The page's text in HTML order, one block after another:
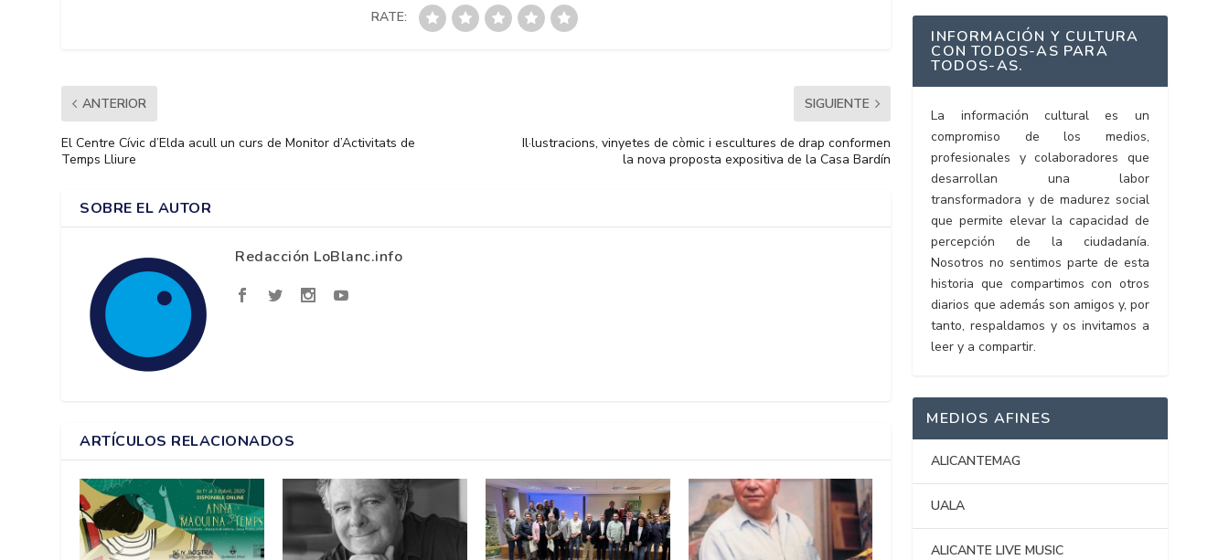
RATE:
ANTERIOR
El Centre Cívic d’Elda acull un curs de Monitor d’Activitats de
Temps Lliure
SIGUIENTE
Il·lustracions, vinyetes de còmic i escultures de drap conformen
la nova proposta expositiva de la Casa Bardín
SOBRE EL AUTOR
Redacción LoBlanc.info
ARTÍCULOS RELACIONADOS
INFORMACIÓN Y CULTURA
CON TODOS-AS PARA
TODOS-AS.
La información cultural es un
compromiso de los medios,
profesionales y colaboradores que
desarrollan una labor
transformadora y de madurez social
que permite elevar la capacidad de
percepción de la ciudadanía.
Nosotros no sentimos parte de esta
historia que compartimos con otros
diarios que además son amigos y, por
tanto, respaldamos y os invitamos a
leer y a compartir.
MEDIOS AFINES
ALICANTEMAG
UALA
ALICANTE LIVE MUSIC